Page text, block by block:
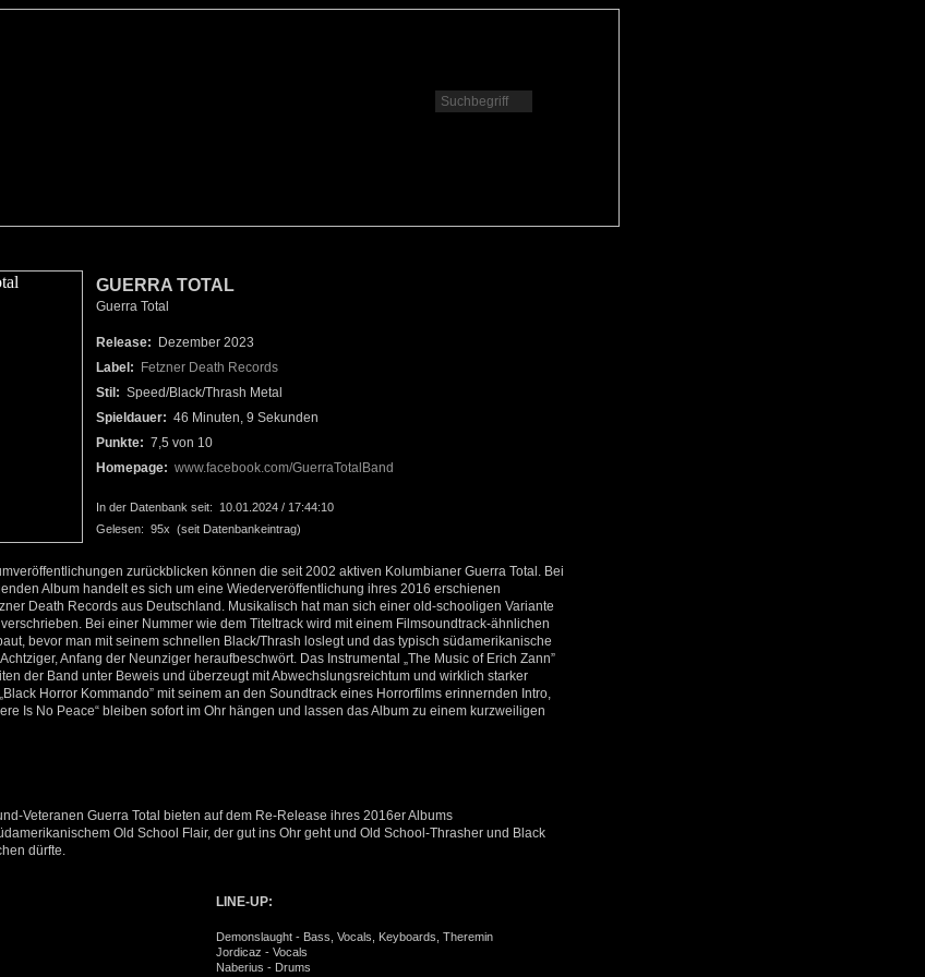
GUERRA TOTAL
Guerra Total
Release: Dezember 2023
Label:
Fetzner Death Records
Stil: Speed/Black/Thrash Metal
Spieldauer: 46 Minuten, 9 Sekunden
Punkte: 7,5 von 10
Homepage: www.facebook.com/GuerraTotalBand
In der Datenbank seit: 10.01.2024 / 17:44:10
Gelesen: 95x (seit Datenbankeintrag)
zurückblicken können die seit 2002 aktiven Kolumbianer Guerra Total. Bei
Album handelt es sich um eine Wiederveröffentlichung ihres 2016 erschienen
Death Records aus Deutschland. Musikalisch hat man sich einer old-schooligen Variante
Bei einer Nummer wie dem Titeltrack wird mit einem Filmsoundtrack-ähnlichen
bevor man mit seinem schnellen Black/Thrash loslegt und das typisch südamerikanische
Anfang der Neunziger heraufbeschwört. Das Instrumental „The Music of Erich Zann”
der Band unter Beweis und überzeugt mit Abwechslungsreichtum und wirklich starker
Horror Kommando” mit seinem an den Soundtrack eines Horrorfilms erinnernden Intro,
Is No Peace“ bleiben sofort im Ohr hängen und lassen das Album zu einem kurzweiligen
Veteranen Guerra Total bieten auf dem Re-Release ihres 2016er Albums
Old School Flair, der gut ins Ohr geht und Old School-Thrasher und Black
dürfte.
LINE-UP:
Demonslaught - Bass, Vocals, Keyboards, Theremin
Jordicaz - Vocals
Naberius - Drums